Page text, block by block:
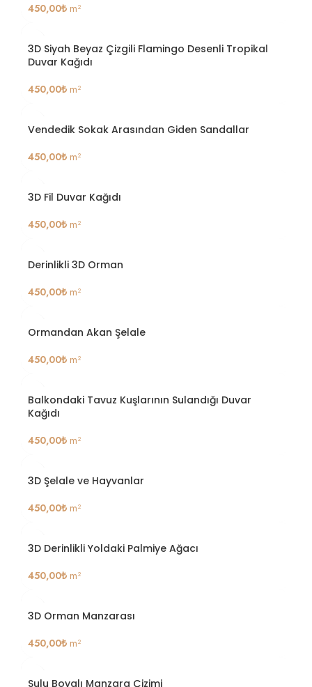
450,00₺ m²
3D Siyah Beyaz Çizgili Flamingo Desenli Tropikal
Duvar Kağıdı
450,00₺ m²
Vendedik Sokak Arasından Giden Sandallar
450,00₺ m²
3D Fil Duvar Kağıdı
450,00₺ m²
Derinlikli 3D Orman
450,00₺ m²
Ormandan Akan Şelale
450,00₺ m²
Balkondaki Tavuz Kuşlarının Sulandığı Duvar
Kağıdı
450,00₺ m²
3D Şelale ve Hayvanlar
450,00₺ m²
3D Derinlikli Yoldaki Palmiye Ağacı
450,00₺ m²
3D Orman Manzarası
450,00₺ m²
Sulu Boyalı Manzara Çizimi